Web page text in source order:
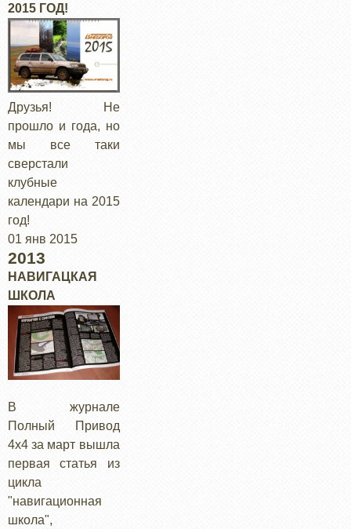
2015 ГОД!
Друзья! Не
прошло и года, но
мы все таки
сверстали
клубные
календари на 2015
год!
01 янв 2015
2013
НАВИГАЦКАЯ
ШКОЛА
В журнале
Полный Привод
4х4 за март вышла
первая статья из
цикла
"навигационная
школа",